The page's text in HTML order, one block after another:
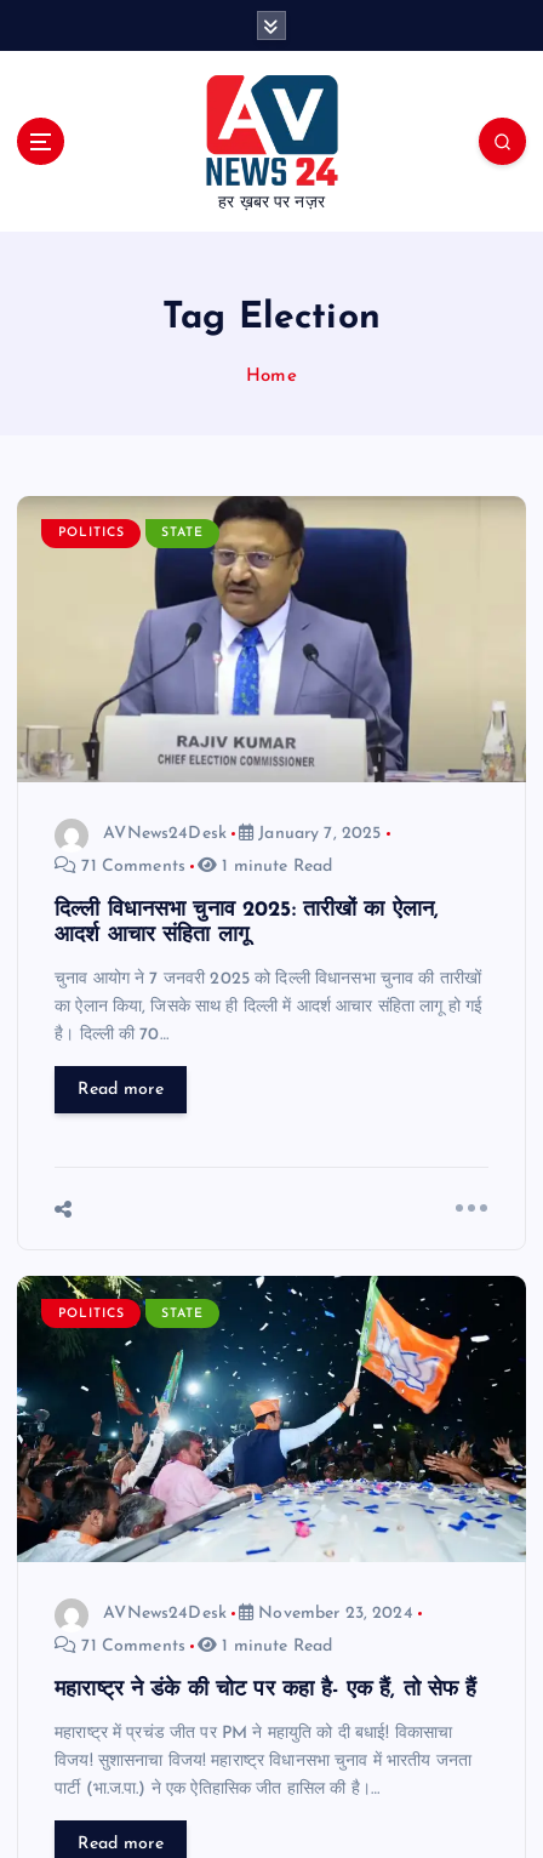
हर ख़बर पर नज़र
Tag Election
Home
POLITICS STATE
AVNews24Desk
January 7, 2025
71 Comments
1 minute Read
दिल्ली विधानसभा चुनाव 2025: तारीखों का ऐलान,
आदर्श आचार संहिता लागू
चुनाव आयोग ने 7 जनवरी 2025 को दिल्ली विधानसभा चुनाव की तारीखों
का ऐलान किया, जिसके साथ ही दिल्ली में आदर्श आचार संहिता लागू हो गई
है। दिल्ली की 70…
Read more
POLITICS STATE
AVNews24Desk
November 23, 2024
71 Comments
1 minute Read
महाराष्ट्र ने डंके की चोट पर कहा है- एक हैं, तो सेफ हैं
महाराष्ट्र में प्रचंड जीत पर PM ने महायुति को दी बधाई! विकासाचा
विजय! सुशासनाचा विजय! महाराष्ट्र विधानसभा चुनाव में भारतीय जनता
पार्टी (भा.ज.पा.) ने एक ऐतिहासिक जीत हासिल की है।…
Read more